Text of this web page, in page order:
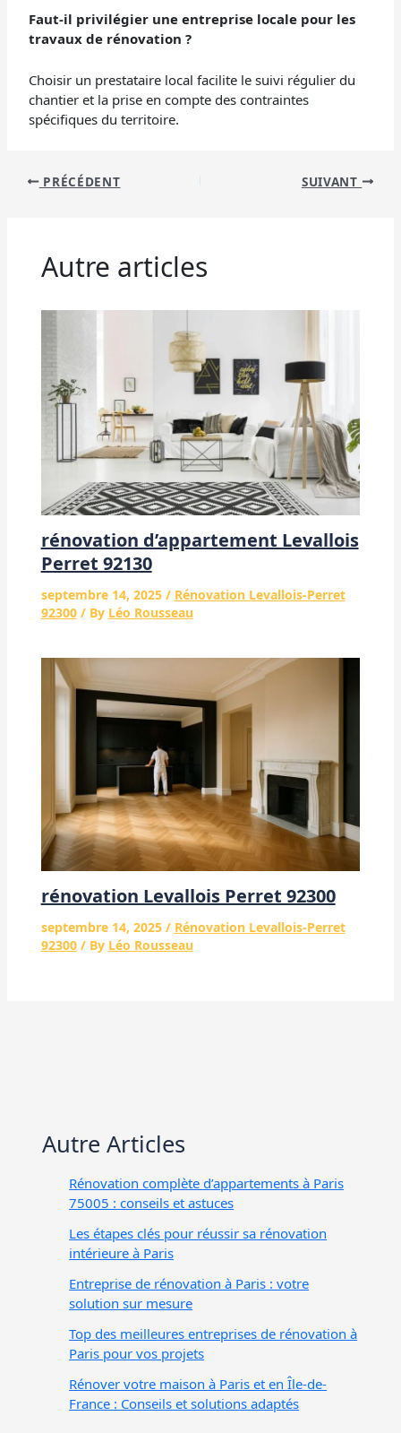
Faut-il privilégier une entreprise locale pour les
travaux de rénovation ?
Choisir un prestataire local facilite le suivi régulier du
chantier et la prise en compte des contraintes
spécifiques du territoire.
PRÉCÉDENT SUIVANT
Autre articles
rénovation d’appartement Levallois
Perret 92130
septembre 14, 2025 / Rénovation Levallois-Perret
92300/ By Léo Rousseau
rénovation Levallois Perret 92300
septembre 14, 2025 / Rénovation Levallois-Perret
92300/ By Léo Rousseau
Autre Articles
Rénovation complète d’appartements à Paris
75005 : conseils et astuces
Les étapes clés pour réussir sa rénovation
intérieure à Paris
Entreprise de rénovation à Paris : votre
solution sur mesure
Top des meilleures entreprises de rénovation à
Paris pour vos projets
Rénover votre maison à Paris et en Île-de-
France : Conseils et solutions adaptés